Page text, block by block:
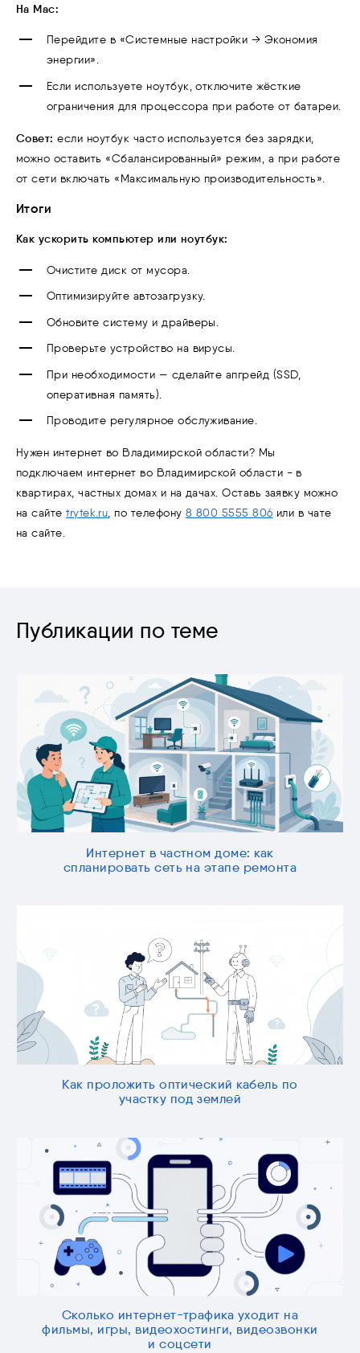
На Mac:
Перейдите в «Системные настройки → Экономия
энергии».
Если используете ноутбук, отключите жёсткие
ограничения для процессора при работе от батареи.
Совет: если ноутбук часто используется без зарядки,
можно оставить «Сбалансированный» режим, а при работе
от сети включать «Максимальную производительность».
Итоги
Как ускорить компьютер или ноутбук:
Очистите диск от мусора.
Оптимизируйте автозагрузку.
Обновите систему и драйверы.
Проверьте устройство на вирусы.
При необходимости — сделайте апгрейд (SSD,
оперативная память).
Проводите регулярное обслуживание.
Нужен интернет во Владимирской области? Мы
подключаем интернет во Владимирской области - в
квартирах, частных домах и на дачах. Оставь заявку можно
на сайтеtrytek.ru, по телефону 8 800 5555 806 или в чате
на сайте.
Публикации по теме
Интернет в частном доме: как
спланировать сеть на этапе ремонта
Как проложить оптический кабель по
участку под землей
Сколько интернет-трафика уходит на
фильмы, игры, видеохостинги, видеозвонки
и соцсети